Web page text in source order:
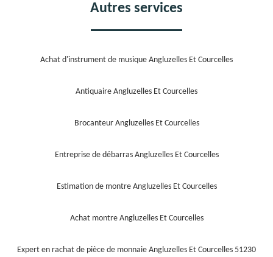
Autres services
Achat d'instrument de musique Angluzelles Et Courcelles
Antiquaire Angluzelles Et Courcelles
Brocanteur Angluzelles Et Courcelles
Entreprise de débarras Angluzelles Et Courcelles
Estimation de montre Angluzelles Et Courcelles
Achat montre Angluzelles Et Courcelles
Expert en rachat de pièce de monnaie Angluzelles Et Courcelles 51230